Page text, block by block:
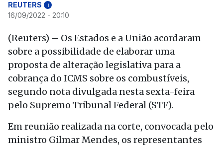
REUTERS i
16/09/2022 - 20:10
(Reuters) – Os Estados e a União acordaram
sobre a possibilidade de elaborar uma
proposta de alteração legislativa para a
cobrança do ICMS sobre os combustíveis,
segundo nota divulgada nesta sexta-feira
pelo Supremo Tribunal Federal (STF).
Em reunião realizada na corte, convocada pelo
ministro Gilmar Mendes, os representantes